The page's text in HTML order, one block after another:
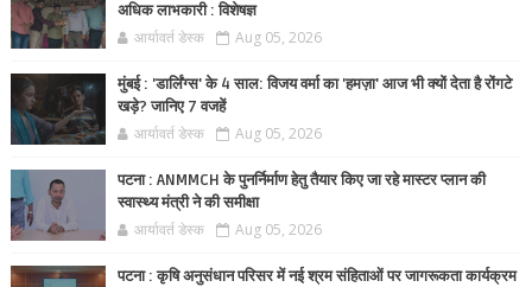
अधिक लाभकारी : विशेषज्ञ
आर्यावर्त डेस्क Aug 05, 2026
मुंबई : 'डार्लिंग्स' के 4 साल: विजय वर्मा का 'हमज़ा' आज भी क्यों देता है रोंगटे
खड़े? जानिए 7 वजहें
आर्यावर्त डेस्क Aug 05, 2026
पटना : ANMMCH के पुनर्निर्माण हेतु तैयार किए जा रहे मास्टर प्लान की
स्वास्थ्य मंत्री ने की समीक्षा
आर्यावर्त डेस्क Aug 05, 2026
पटना : कृषि अनुसंधान परिसर में नई श्रम संहिताओं पर जागरूकता कार्यक्रम